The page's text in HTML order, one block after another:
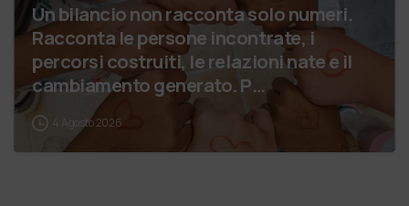
Un bilancio non racconta solo numeri.
Racconta le persone incontrate, i
percorsi costruiti, le relazioni nate e il
cambiamento generato. P…
4 Agosto 2026